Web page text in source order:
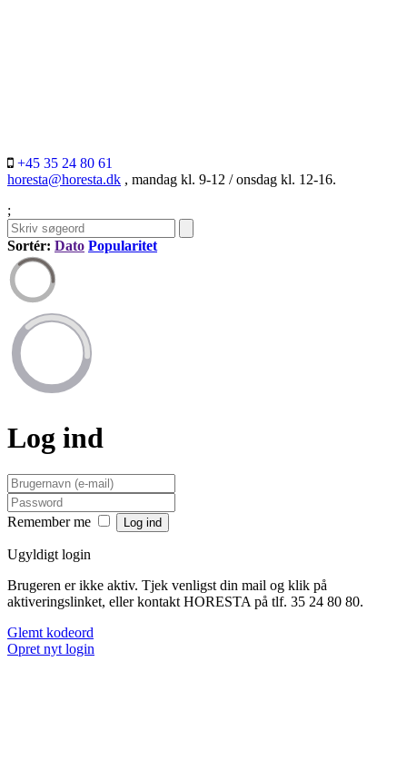
+45 35 24 80 61
horesta@horesta.dk , mandag kl. 9-12 / onsdag kl. 12-16.
;
Sortér: Dato Popularitet
Log ind
Remember me
Ugyldigt login
Brugeren er ikke aktiv. Tjek venligst din mail og klik på
aktiveringslinket, eller kontakt HORESTA på tlf. 35 24 80 80.
Glemt kodeord
Opret nyt login